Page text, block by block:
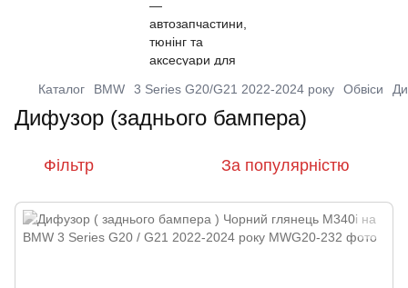
Каталог BMW 3 Series G20/G21 2022-2024 року Обвіси
Дифузор (заднього бампера)
Фільтр За популярністю